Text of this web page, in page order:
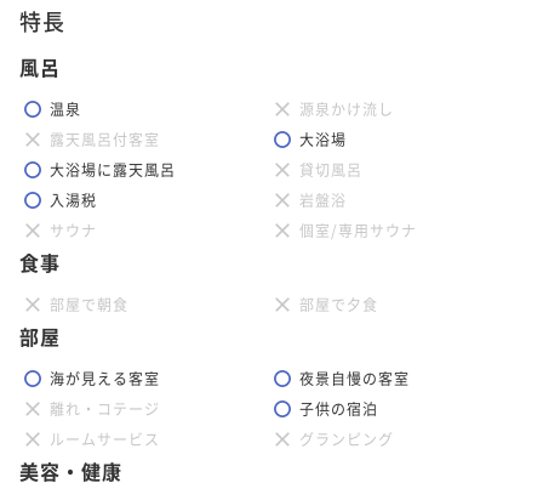
特長
風呂
温泉
源泉かけ流し
露天風呂付客室
大浴場
大浴場に露天風呂
貸切風呂
入湯税
岩盤浴
サウナ
個室/専用サウナ
食事
部屋で朝食 部屋で夕食
部屋
海が見える客室
夜景自慢の客室
離れ・コテージ
子供の宿泊
ルームサービス
グランピング
美容・健康